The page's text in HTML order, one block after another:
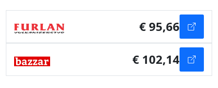
€ 95,66
€ 102,14